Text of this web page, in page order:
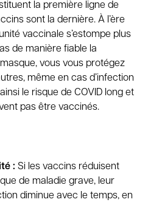
la première ligne de
sont la dernière. À l’ère
vaccinale s’estompe plus
de manière fiable la
vous vous protégez
même en cas d’infection
le risque de COVID long et
pas être vaccinés.
: Si les vaccins réduisent
de maladie grave, leur
diminue avec le temps, en